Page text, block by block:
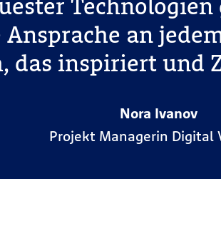
an
das inspiriert und
Nora Ivanov
Projekt Managerin Digital